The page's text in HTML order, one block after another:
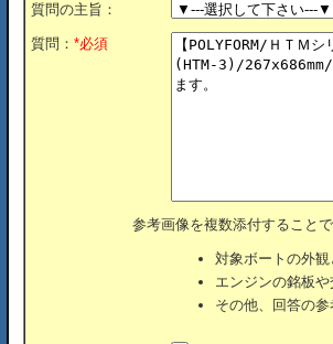
質問の主旨：
質問： *必須
参考画像を複数添付すること
対象ボートの外
エンジンの銘板
その他、回答の